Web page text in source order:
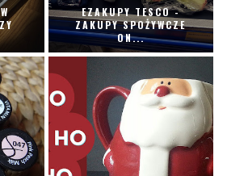
EZAKUPY TESCO -
ZAKUPY SPOŻYWCZE
ON...